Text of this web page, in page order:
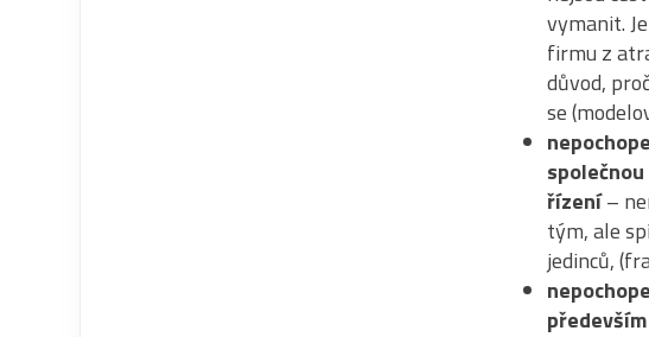
vymanit.
firmu z
důvod,
se
řízení–
tým, ale
jedinců,